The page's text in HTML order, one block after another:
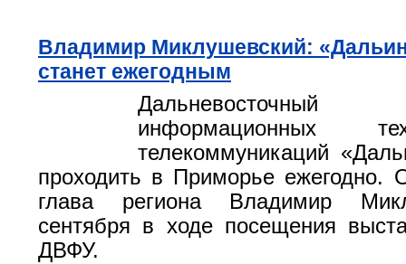
Владимир Миклушевский:
станет ежегодным
информационных
телекоммуникаций
проходить в Приморье ежегодно.
глава региона Владимир
сентября в ходе посещения
ДВФУ.